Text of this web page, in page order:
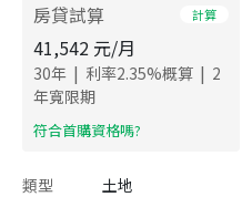
房貸試算 計算
41,542 元/月
30年 | 利率2.35%概算 | 2
年寬限期
​符合首購資格嗎?
類型 土地